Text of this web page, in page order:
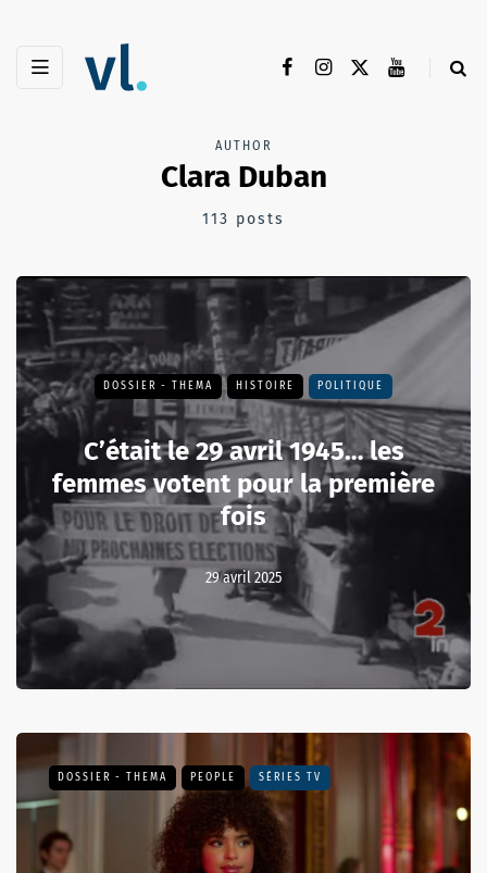
AUTHOR
Clara Duban
113 posts
DOSSIER - THEMA HISTOIRE POLITIQUE
C’était le 29 avril 1945… les
femmes votent pour la première
fois
29 avril 2025
DOSSIER - THEMA PEOPLE SÉRIES TV